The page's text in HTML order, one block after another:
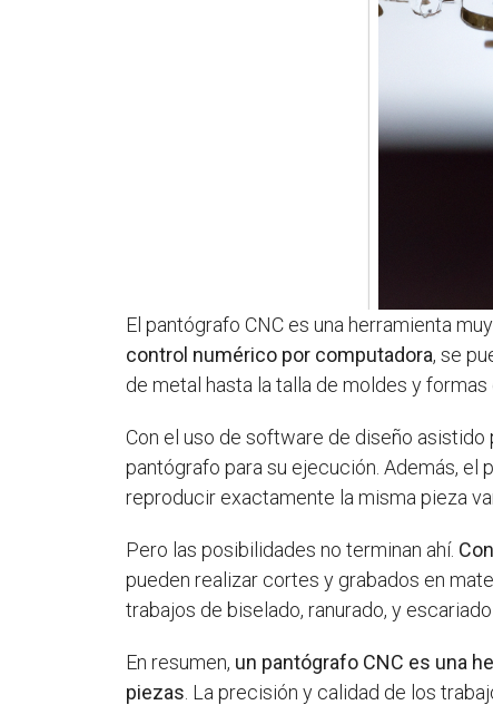
El pantógrafo CNC es una herramienta
control numérico por computadora, se
de metal hasta la talla de moldes y formas
Con el uso de software de diseño asistido
pantógrafo para su ejecución. Además,
reproducir exactamente la misma pieza
Pero las posibilidades no terminan ahí.
pueden realizar cortes y grabados en
trabajos de biselado, ranurado, y
En resumen, un pantógrafo CNC es una
piezas . La precisión y calidad de los